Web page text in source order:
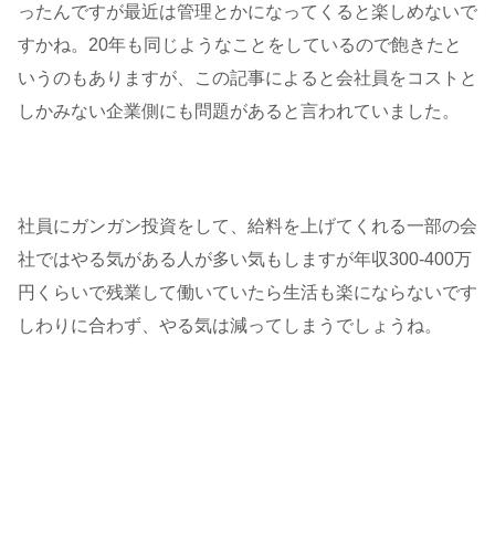
ったんですが最近は管理とかになってくると楽しめないで
すかね。20年も同じようなことをしているので飽きたと
いうのもありますが、この記事によると会社員をコストと
しかみない企業側にも問題があると言われていました。
社員にガンガン投資をして、給料を上げてくれる一部の会
社ではやる気がある人が多い気もしますが年収300-400万
円くらいで残業して働いていたら生活も楽にならないです
しわりに合わず、やる気は減ってしまうでしょうね。